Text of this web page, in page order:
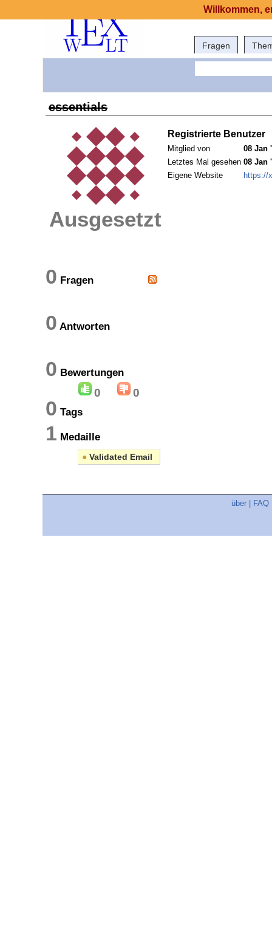
Fragen
essentials
Ausgesetzt
Registrierte Benutzer
Mitglied von
08 Jan
Letztes Mal gesehen 08 Jan
Eigene Website
https://
0 Fragen
0 Antworten
0 Bewertungen
0 0
0 Tags
1 Medaille
● Validated Email
über FAQ
Willkommen,